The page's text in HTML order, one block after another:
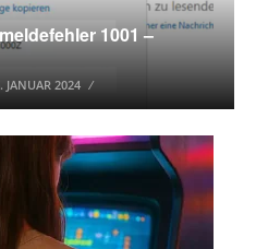
1001 –
JANUAR 2024